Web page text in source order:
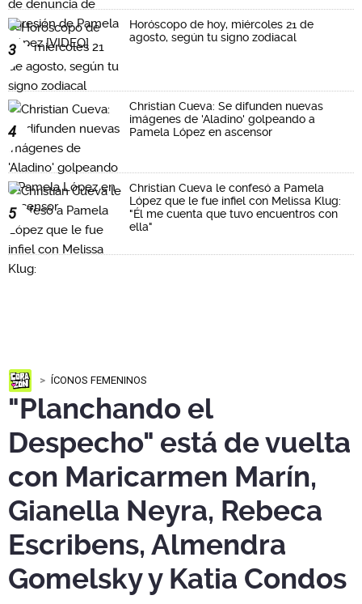
3
Horóscopo de hoy, miércoles 21 de
agosto, según tu signo zodiacal
4
Christian Cueva: Se difunden nuevas
imágenes de 'Aladino' golpeando a
Pamela López en ascensor
5
Christian Cueva le confesó a Pamela
López que le fue infiel con Melissa Klug:
"Él me cuenta que tuvo encuentros con
ella"
ÍCONOS FEMENINOS
"Planchando el
Despecho" está de vuelta
con Maricarmen Marín,
Gianella Neyra, Rebeca
Escribens, Almendra
Gomelsky y Katia Condos